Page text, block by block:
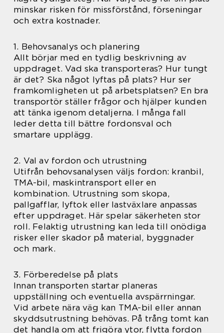
minskar risken för missförstånd, förseningar
och extra kostnader.
1. Behovsanalys och planering
Allt börjar med en tydlig beskrivning av
uppdraget. Vad ska transporteras? Hur tungt
är det? Ska något lyftas på plats? Hur ser
framkomligheten ut på arbetsplatsen? En bra
transportör ställer frågor och hjälper kunden
att tänka igenom detaljerna. I många fall
leder detta till bättre fordonsval och
smartare upplägg.
2. Val av fordon och utrustning
Utifrån behovsanalysen väljs fordon: kranbil,
TMA-bil, maskintransport eller en
kombination. Utrustning som skopa,
pallgafflar, lyftok eller lastväxlare anpassas
efter uppdraget. Här spelar säkerheten stor
roll. Felaktig utrustning kan leda till onödiga
risker eller skador på material, byggnader
och mark.
3. Förberedelse på plats
Innan transporten startar planeras
uppställning och eventuella avspärrningar.
Vid arbete nära väg kan TMA-bil eller annan
skyddsutrustning behövas. På trång tomt kan
det handla om att frigöra ytor, flytta fordon